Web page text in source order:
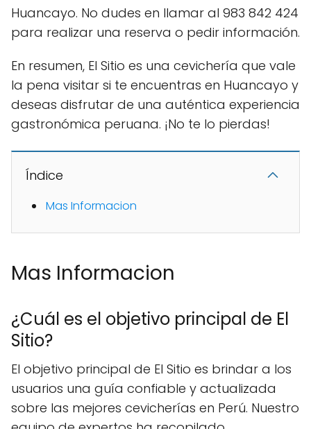
Huancayo. No dudes en llamar al 983 842 424
para realizar una reserva o pedir información.
En resumen, El Sitio es una cevichería que vale
la pena visitar si te encuentras en Huancayo y
deseas disfrutar de una auténtica experiencia
gastronómica peruana. ¡No te lo pierdas!
Índice
Mas Informacion
Mas Informacion
¿Cuál es el objetivo principal de El
Sitio?
El objetivo principal de El Sitio es brindar a los
usuarios una guía confiable y actualizada
sobre las mejores cevicherías en Perú. Nuestro